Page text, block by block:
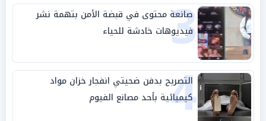
3
صانعة محتوى في قبضة الأمن بتهمة نشر
فيديوهات خادشة للحياء
4
التصريح بدفن ضحيتي انفجار خزان مواد
كيميائية بأحد مصانع الفيوم